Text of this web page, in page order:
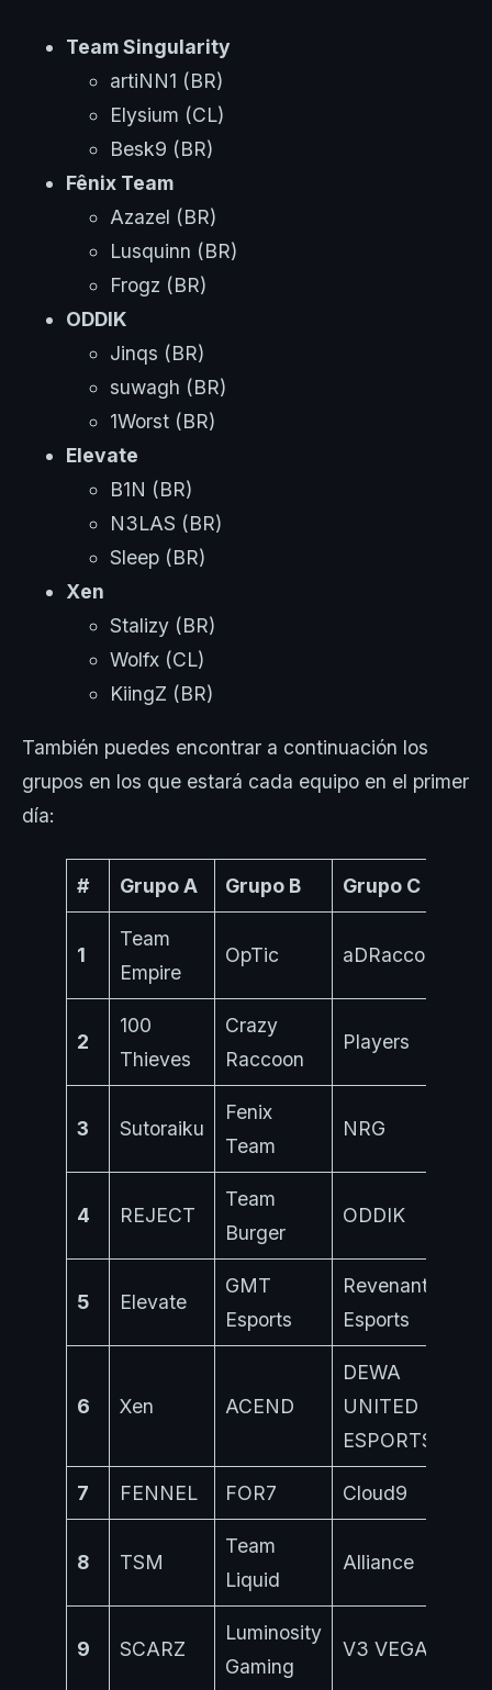
Team Singularity
artiNN1 (BR)
Elysium (CL)
Besk9 (BR)
Fênix Team
Azazel (BR)
Lusquinn (BR)
Frogz (BR)
ODDIK
Jinqs (BR)
suwagh (BR)
1Worst (BR)
Elevate
B1N (BR)
N3LAS (BR)
Sleep (BR)
Xen
Stalizy (BR)
Wolfx (CL)
KiingZ (BR)
También puedes encontrar a continuación los
grupos en los que estará cada equipo en el primer
día:
# Grupo A Grupo B Grupo C
1
Team
Empire
OpTic aDRaccoon
2
100
Thieves
Crazy
Raccoon
Players
3 Sutoraiku
Fenix
Team
NRG
4 REJECT
Team
Burger
ODDIK
5 Elevate
GMT
Esports
Revenant
Esports
6 Xen ACEND
DEWA
UNITED
ESPORTS
7 FENNEL FOR7 Cloud9
8 TSM
Team
Liquid
Alliance
9 SCARZ
Luminosity
Gaming
V3 VEGA